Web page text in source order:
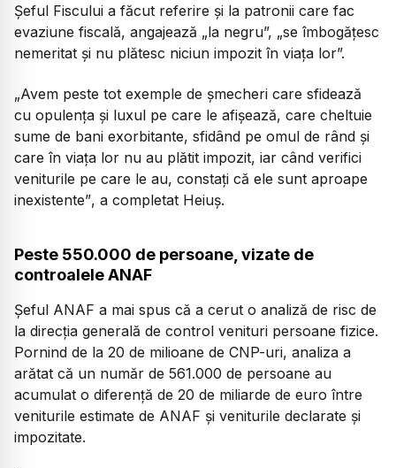
Șeful Fiscului a făcut referire și la patronii care fac
evaziune fiscală, angajează „la negru”, „se îmbogățesc
nemeritat și nu plătesc niciun impozit în viața lor”.
„Avem peste tot exemple de șmecheri care sfidează
cu opulența și luxul pe care le afișează, care cheltuie
sume de bani exorbitante, sfidând pe omul de rând și
care în viața lor nu au plătit impozit, iar când verifici
veniturile pe care le au, constați că ele sunt aproape
inexistente”, a completat Heiuș.
Peste 550.000 de persoane, vizate de
controalele ANAF
Șeful ANAF a mai spus că a cerut o analiză de risc de
la direcția generală de control venituri persoane fizice.
Pornind de la 20 de milioane de CNP-uri, analiza a
arătat că un număr de 561.000 de persoane au
acumulat o diferență de 20 de miliarde de euro între
veniturile estimate de ANAF și veniturile declarate și
impozitate.